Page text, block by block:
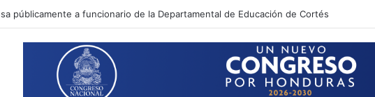
Maribel Espinoza arremete contra el expresidente Juan Orlando Hernández